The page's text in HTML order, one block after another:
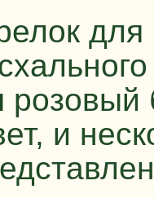
для
розовый
и